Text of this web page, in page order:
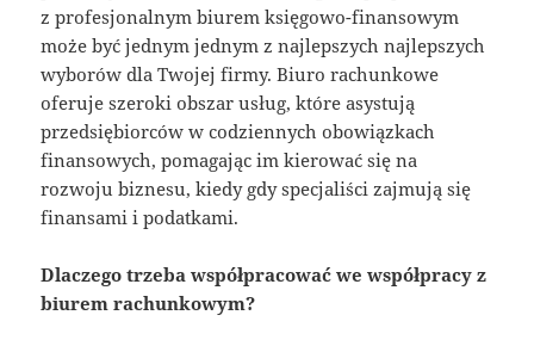
z profesjonalnym biurem księgowo-finansowym
może być jednym jednym z najlepszych najlepszych
wyborów dla Twojej firmy. Biuro rachunkowe
oferuje szeroki obszar usług, które asystują
przedsiębiorców w codziennych obowiązkach
finansowych, pomagając im kierować się na
rozwoju biznesu, kiedy gdy specjaliści zajmują się
finansami i podatkami.
Dlaczego trzeba współpracować we współpracy z
biurem rachunkowym?